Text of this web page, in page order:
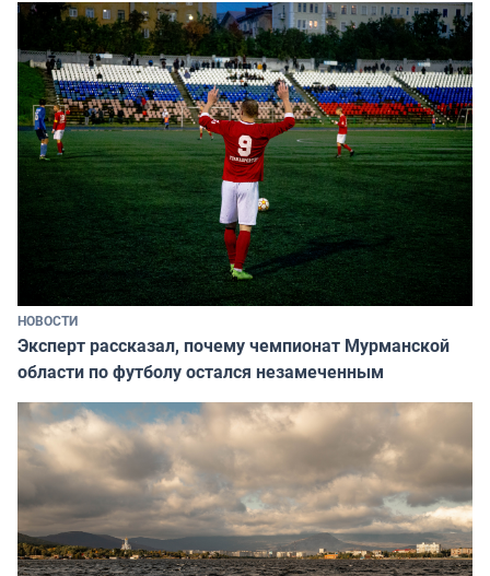
НОВОСТИ
Эксперт рассказал, почему чемпионат Мурманской
области по футболу остался незамеченным